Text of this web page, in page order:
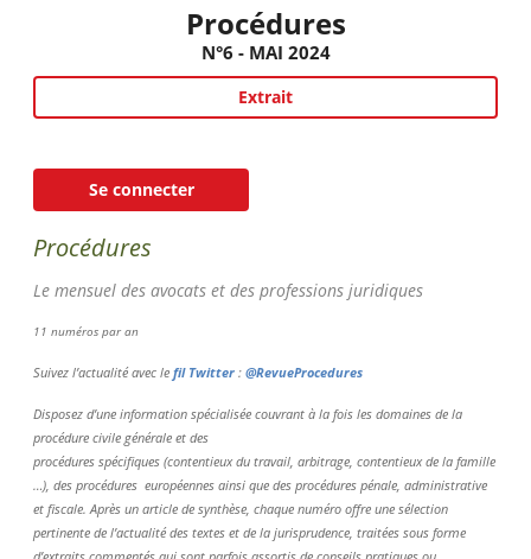
Procédures
N°6 - MAI 2024
Extrait
Se connecter
Procédures
Le mensuel des avocats et des professions juridiques
11 numéros par an
Suivez l’actualité avec le fil Twitter : @RevueProcedures
Disposez d’une information spécialisée couvrant à la fois les domaines de la
procédure civile générale et des
procédures spécifiques (contentieux du travail, arbitrage, contentieux de la famille
…), des procédures européennes ainsi que des procédures pénale, administrative
et fiscale. Après un article de synthèse, chaque numéro offre une sélection
pertinente de l’actualité des textes et de la jurisprudence, traitées sous forme